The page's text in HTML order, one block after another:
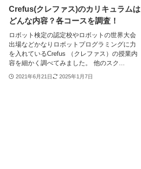
Crefus(クレファス)のカリキュラムは
どんな内容？各コースを調査！
ロボット検定の認定校やロボットの世界大会
出場などかなりロボットプログラミングに力
を入れているCrefus （クレファス）の授業内
容を細かく調べてみました。 他のスク...
2021年6月21日 2025年1月7日